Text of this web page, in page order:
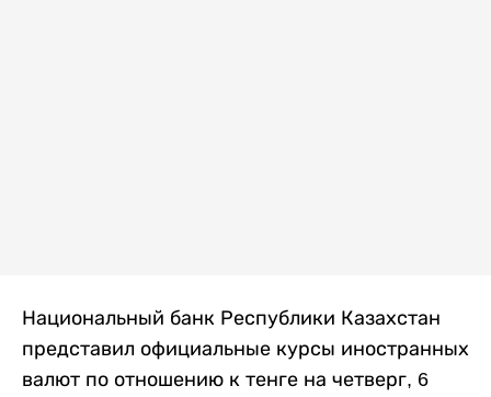
Национальный банк Республики Казахстан
представил официальные курсы иностранных
валют по отношению к тенге на четверг, 6